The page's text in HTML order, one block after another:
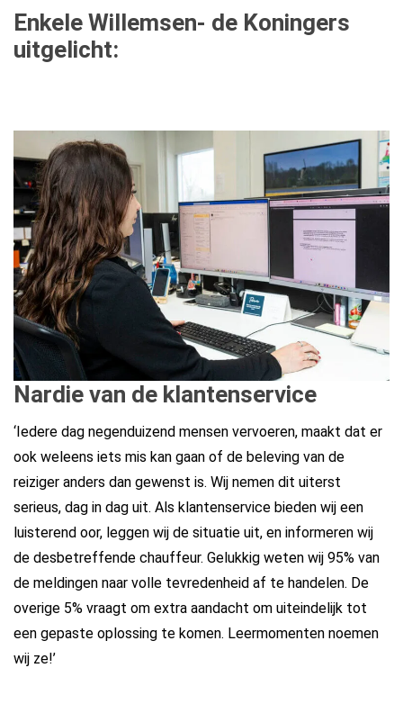
Enkele Willemsen- de Koningers
uitgelicht:
Nardie van de klantenservice
‘Iedere dag negenduizend mensen vervoeren, maakt dat er
ook weleens iets mis kan gaan of de beleving van de
reiziger anders dan gewenst is. Wij nemen dit uiterst
serieus, dag in dag uit. Als klantenservice bieden wij een
luisterend oor, leggen wij de situatie uit, en informeren wij
de desbetreffende chauffeur. Gelukkig weten wij 95% van
de meldingen naar volle tevredenheid af te handelen. De
overige 5% vraagt om extra aandacht om uiteindelijk tot
een gepaste oplossing te komen. Leermomenten noemen
wij ze!’